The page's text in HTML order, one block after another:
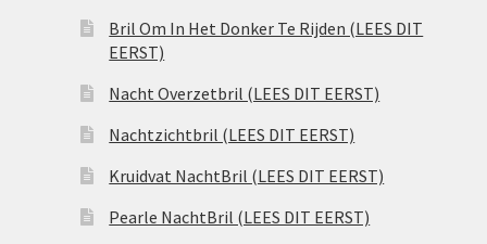
Bril Om In Het Donker Te Rijden (LEES DIT
EERST)
Nacht Overzetbril (LEES DIT EERST)
Nachtzichtbril (LEES DIT EERST)
Kruidvat NachtBril (LEES DIT EERST)
Pearle NachtBril (LEES DIT EERST)